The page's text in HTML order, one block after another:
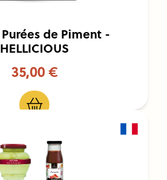
de Piment -
HELLICIOUS
35,00 €